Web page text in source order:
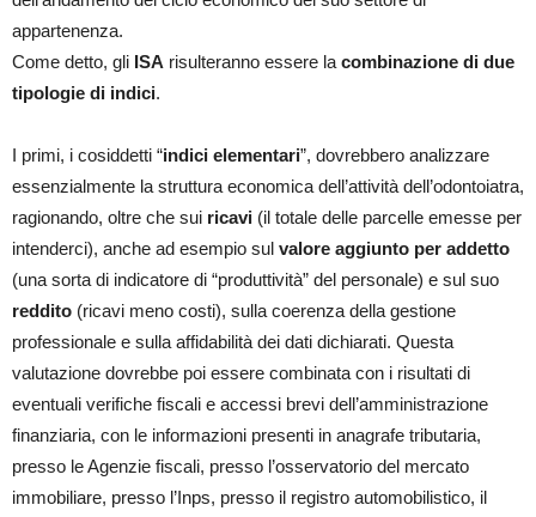
appartenenza.
Come detto, gli ISA risulteranno essere la combinazione di due
tipologie di indici.
I primi, i cosiddetti “indici elementari”, dovrebbero analizzare
essenzialmente la struttura economica dell’attività dell’odontoiatra,
ragionando, oltre che sui ricavi (il totale delle parcelle emesse per
intenderci), anche ad esempio sul valore aggiunto per addetto
(una sorta di indicatore di “produttività” del personale) e sul suo
reddito (ricavi meno costi), sulla coerenza della gestione
professionale e sulla affidabilità dei dati dichiarati. Questa
valutazione dovrebbe poi essere combinata con i risultati di
eventuali verifiche fiscali e accessi brevi dell’amministrazione
finanziaria, con le informazioni presenti in anagrafe tributaria,
presso le Agenzie fiscali, presso l’osservatorio del mercato
immobiliare, presso l’Inps, presso il registro automobilistico, il